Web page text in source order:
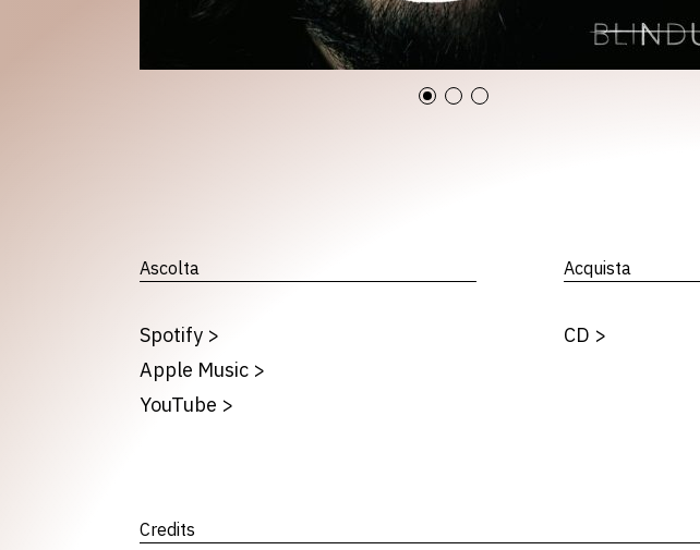
Ascolta
Spotify >
Apple Music >
YouTube >
Acquista
CD >
Credits